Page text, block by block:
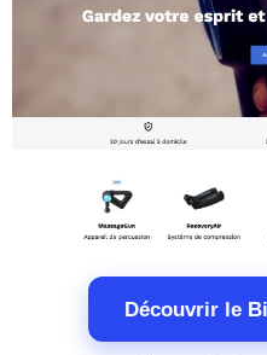
Découvrir le